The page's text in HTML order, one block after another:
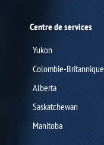
Centre de services
Yukon
Colombie-Britannique
Alberta
Saskatchewan
Manitoba